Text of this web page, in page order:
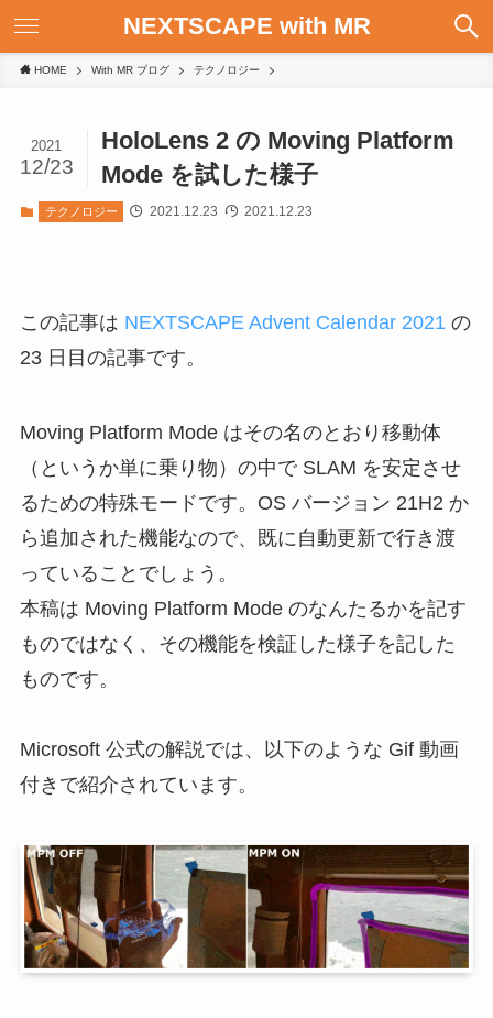
NEXTSCAPE with MR
HOME With MR ブログ テクノロジー
HoloLens 2 の Moving Platform
Mode を試した様子
2021
12/23
テクノロジー 2021.12.23 2021.12.23
この記事は NEXTSCAPE Advent Calendar 2021 の
23 日目の記事です。
Moving Platform Mode はその名のとおり移動体
（というか単に乗り物）の中で SLAM を安定させ
るための特殊モードです。OS バージョン 21H2 か
ら追加された機能なので、既に自動更新で行き渡
っていることでしょう。
本稿は Moving Platform Mode のなんたるかを記す
ものではなく、その機能を検証した様子を記した
ものです。
Microsoft 公式の解説では、以下のような Gif 動画
付きで紹介されています。